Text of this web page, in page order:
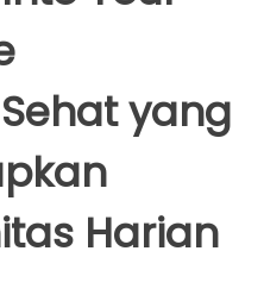
yang
Harian